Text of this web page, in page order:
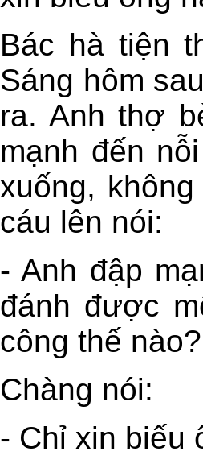
Bác hà tiện
Sáng hôm
ra. Anh thợ
mạnh đến
xuống,
cáu lên nói:
- Anh đập
đánh được
công thế nào?
Chàng nói:
- Chỉ xin biếu